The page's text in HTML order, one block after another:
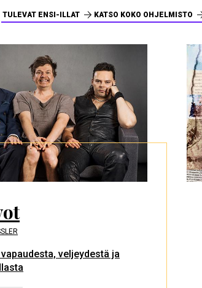
TULEVAT ENSI-ILLAT KATSO KOKO OHJELMISTO
veljeydestä ja